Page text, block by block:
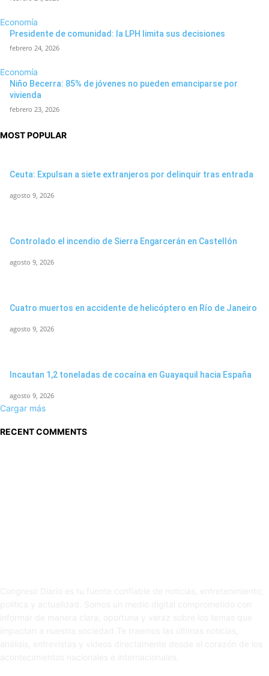
Economía
Presidente de comunidad: la LPH limita sus decisiones
febrero 24, 2026
Economía
Niño Becerra: 85% de jóvenes no pueden emanciparse por
vivienda
febrero 23, 2026
MOST POPULAR
Ceuta: Expulsan a siete extranjeros por delinquir tras entrada
agosto 9, 2026
Controlado el incendio de Sierra Engarcerán en Castellón
agosto 9, 2026
Cuatro muertos en accidente de helicóptero en Río de Janeiro
agosto 9, 2026
Incautan 1,2 toneladas de cocaína en Guayaquil hacia España
agosto 9, 2026
Cargar más
RECENT COMMENTS